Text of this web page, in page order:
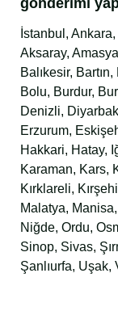
gönderimi
İstanbul,
Aksaray,
Balıkesir,
Bolu, Burdur,
Denizli,
Erzurum,
Hakkari, Hatay,
Karaman, Kars,
Kırklareli,
Malatya,
Niğde, Ordu,
Sinop, Sivas,
Şanlıurfa, Uşak,